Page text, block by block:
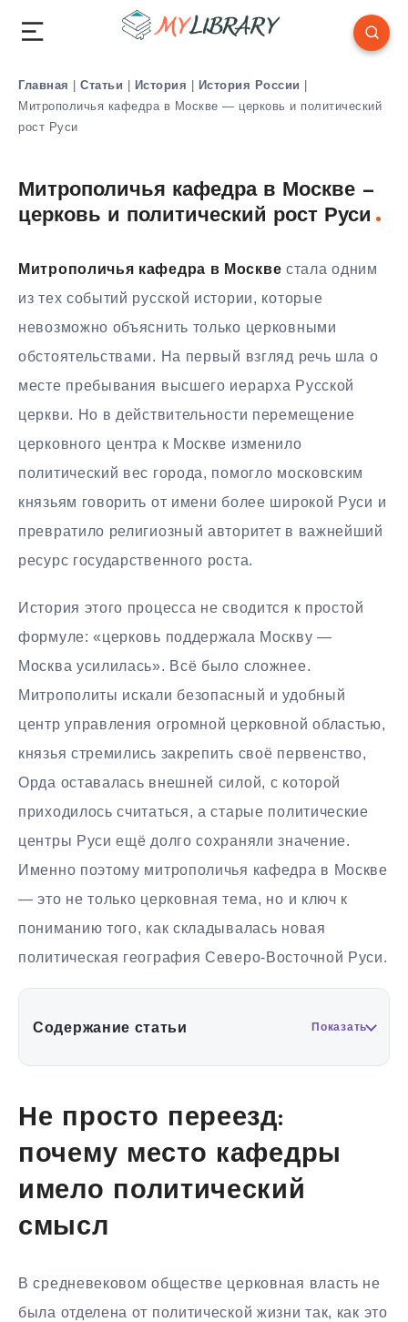
Главная | Статьи | История | История России |
Митрополичья кафедра в Москве — церковь и политический
рост Руси
Митрополичья кафедра в Москве —
церковь и политический рост Руси
Митрополичья кафедра в Москве стала одним
из тех событий русской истории, которые
невозможно объяснить только церковными
обстоятельствами. На первый взгляд речь шла о
месте пребывания высшего иерарха Русской
церкви. Но в действительности перемещение
церковного центра к Москве изменило
политический вес города, помогло московским
князьям говорить от имени более широкой Руси и
превратило религиозный авторитет в важнейший
ресурс государственного роста.
История этого процесса не сводится к простой
формуле: «церковь поддержала Москву —
Москва усилилась». Всё было сложнее.
Митрополиты искали безопасный и удобный
центр управления огромной церковной областью,
князья стремились закрепить своё первенство,
Орда оставалась внешней силой, с которой
приходилось считаться, а старые политические
центры Руси ещё долго сохраняли значение.
Именно поэтому митрополичья кафедра в Москве
— это не только церковная тема, но и ключ к
пониманию того, как складывалась новая
политическая география Северо-Восточной Руси.
Содержание статьи Показать
Не просто переезд:
почему место кафедры
имело политический
смысл
В средневековом обществе церковная власть не
была отделена от политической жизни так, как это